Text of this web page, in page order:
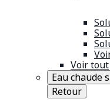
Voir tout
Eau chaude
Retour